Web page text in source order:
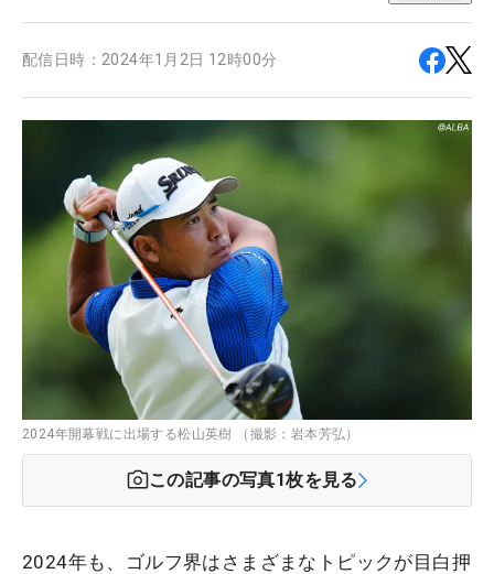
配信日時： 2024年1月2日 12時00分
2024年開幕戦に出場する松山英樹 （撮影：岩本芳弘）
この記事の写真1枚を見る
2024年も、ゴルフ界はさまざまなトピックが目白押